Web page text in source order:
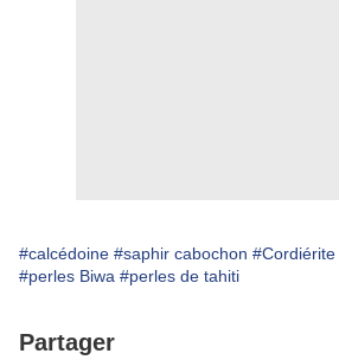
#calcédoine #saphir cabochon #Cordiérite
#perles Biwa #perles de tahiti
Partager